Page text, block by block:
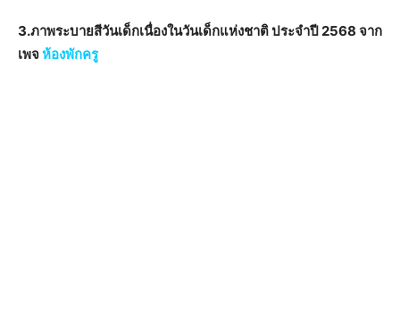
3.ภาพระบายสีวันเด็กเนื่องในวันเด็กแห่งชาติ ประจำปี 2568 จาก
เพจห้องพักครู